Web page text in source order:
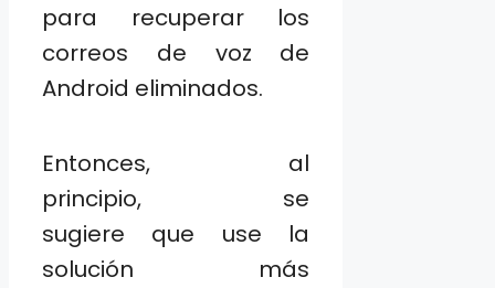
para recuperar los
correos de voz de
Android eliminados.
Entonces, al
principio, se
sugiere que use la
solución más